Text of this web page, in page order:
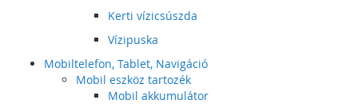
Kerti vízicsúszda
Vízipuska
Mobiltelefon, Tablet, Navigáció
Mobil eszköz tartozék
Mobil akkumulátor